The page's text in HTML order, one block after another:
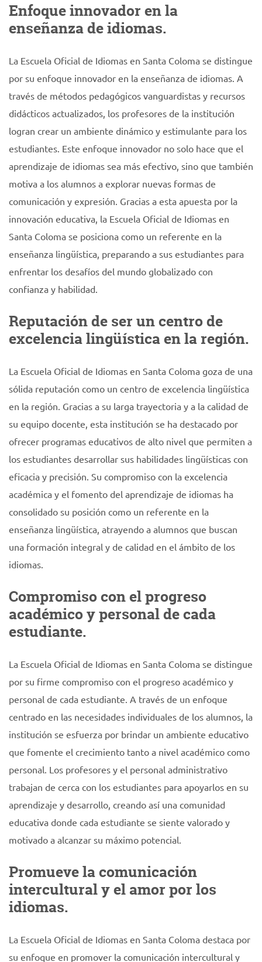
Enfoque innovador en la
enseñanza de idiomas.
La Escuela Oficial de Idiomas en Santa Coloma se distingue
por su enfoque innovador en la enseñanza de idiomas. A
través de métodos pedagógicos vanguardistas y recursos
didácticos actualizados, los profesores de la institución
logran crear un ambiente dinámico y estimulante para los
estudiantes. Este enfoque innovador no solo hace que el
aprendizaje de idiomas sea más efectivo, sino que también
motiva a los alumnos a explorar nuevas formas de
comunicación y expresión. Gracias a esta apuesta por la
innovación educativa, la Escuela Oficial de Idiomas en
Santa Coloma se posiciona como un referente en la
enseñanza lingüística, preparando a sus estudiantes para
enfrentar los desafíos del mundo globalizado con
confianza y habilidad.
Reputación de ser un centro de
excelencia lingüística en la región.
La Escuela Oficial de Idiomas en Santa Coloma goza de una
sólida reputación como un centro de excelencia lingüística
en la región. Gracias a su larga trayectoria y a la calidad de
su equipo docente, esta institución se ha destacado por
ofrecer programas educativos de alto nivel que permiten a
los estudiantes desarrollar sus habilidades lingüísticas con
eficacia y precisión. Su compromiso con la excelencia
académica y el fomento del aprendizaje de idiomas ha
consolidado su posición como un referente en la
enseñanza lingüística, atrayendo a alumnos que buscan
una formación integral y de calidad en el ámbito de los
idiomas.
Compromiso con el progreso
académico y personal de cada
estudiante.
La Escuela Oficial de Idiomas en Santa Coloma se distingue
por su firme compromiso con el progreso académico y
personal de cada estudiante. A través de un enfoque
centrado en las necesidades individuales de los alumnos, la
institución se esfuerza por brindar un ambiente educativo
que fomente el crecimiento tanto a nivel académico como
personal. Los profesores y el personal administrativo
trabajan de cerca con los estudiantes para apoyarlos en su
aprendizaje y desarrollo, creando así una comunidad
educativa donde cada estudiante se siente valorado y
motivado a alcanzar su máximo potencial.
Promueve la comunicación
intercultural y el amor por los
idiomas.
La Escuela Oficial de Idiomas en Santa Coloma destaca por
su enfoque en promover la comunicación intercultural y